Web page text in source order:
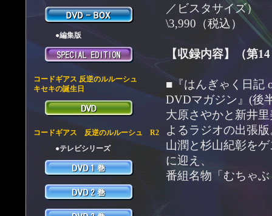
●編集版
コードギアス 反逆のルルーシュ
キセキの誕生日
コードギアス 反逆のルルーシュ R2
●テレビシリーズ
／ビスタサイズ）
\3,990（税込）
【収録内容】（第
■『はんぎゃく日記
DVDマガジン』(後
大原さやかと新井
よるラジオの出張
山潤と杉山紀彰を
に迎え、
番組名物「むちゃ